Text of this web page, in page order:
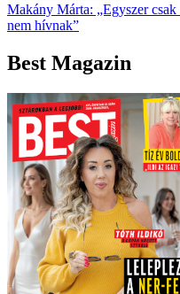
Makány Márta: „Egyszer csak
nem hívnak”
Best Magazin